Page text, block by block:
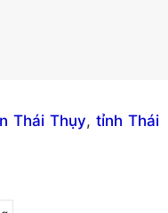
Thái Thụy,tỉnh Thái